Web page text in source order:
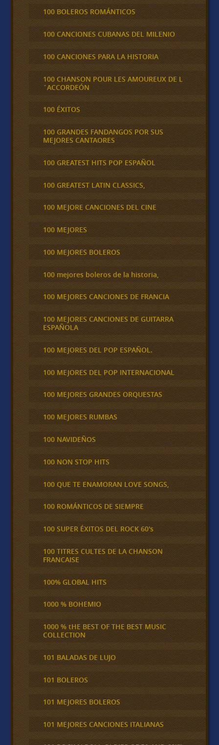
100 BOLEROS ROMÁNTICOS
100 CANCIONES CUBANAS DEL MILENIO
100 CANCIONES PARA LA HISTORIA
100 CHANSON POUR LES AMOUREUX DE L
´ACCORDEÓN
100 ÉXITOS
100 GRANDES FANDANGOS POR SUS
MEJORES CANTAORES
100 GREATEST HITS POP ESPAÑOL
100 GREATEST LATIN CLASSICS,
100 MEJORE CANCIONES DEL CINE
100 MEJORES
100 MEJORES BOLEROS
100 mejores boleros de la historia,
100 MEJORES CANCIONES DE FRANCIA
100 MEJORES CANCIONES DE GUITARRA
ESPAÑOLA
100 MEJORES DEL POP ESPAÑOL.
100 MEJORES DEL POP INTERNACIONAL
100 MEJORES GRANDES ORQUESTAS
100 MEJORES RUMBAS
100 NAVIDEÑOS
100 NON STOP HITS
100 QUE TE ENAMORAN LOVE SONGS,
100 ROMÁNTICOS DE SIEMPRE
100 SUPER ÉXITOS DEL ROCK 60's
100 TITRES CULTES DE LA CHANSON
FRANCAISE
100% GLOBAL HITS
1000 % BOHEMIO
1000 % tHE BEST OF THE BEST MUSIC
COLLECTION
101 BALADAS DE LUJO
101 BOLEROS
101 MEJORES BOLEROS
101 MEJORES CANCIONES ITALIANAS